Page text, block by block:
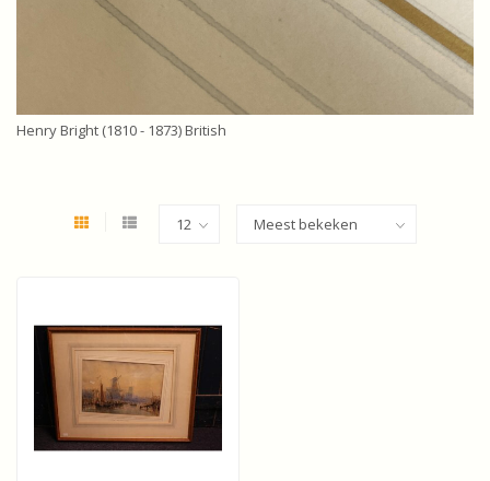
Henry Bright (1810 - 1873) British